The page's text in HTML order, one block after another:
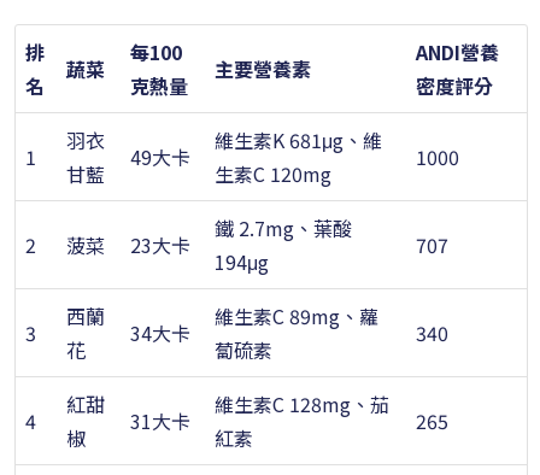
排
名
蔬菜
每100
克熱量
主要營養素
ANDI營養
密度評分
1
羽衣
甘藍
49大卡
維生素K 681μg、維
生素C 120mg
1000
2 菠菜 23大卡
鐵 2.7mg、葉酸
194μg
707
3
西蘭
花
34大卡
維生素C 89mg、蘿
蔔硫素
340
4
紅甜
椒
31大卡
維生素C 128mg、茄
紅素
265